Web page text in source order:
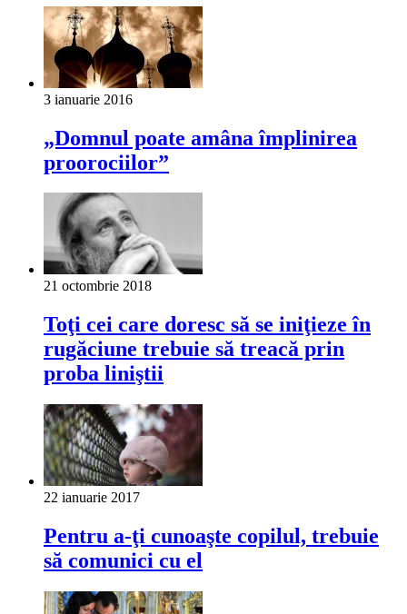
3 ianuarie 2016
„Domnul poate amâna împlinirea
proorociilor”
21 octombrie 2018
Toţi cei care doresc să se iniţieze în
rugăciune trebuie să treacă prin
proba liniştii
22 ianuarie 2017
Pentru a-ţi cunoaşte copilul, trebuie
să comunici cu el